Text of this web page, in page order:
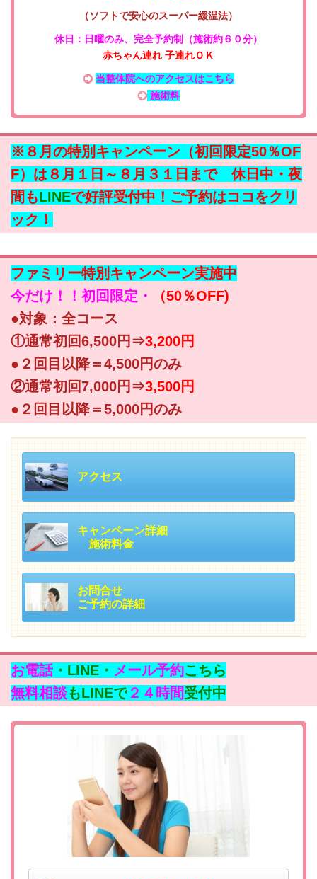
（ソフトで安心のスーパー緩温法）
休日：日曜のみ、 完全予約制（施術約６０分）
赤ちゃん連れ 子連れＯＫ
当整体院へのアクセスはこちら
施術料
※８月の特別キャンペーン（初回限定50％OF
F）は８月１日～８月３１日まで 休日中・夜
間もLINEで好評受付中！ご予約はココをクリ
ック！
ファミリー特別キャンペーン実施中
今だけ！！初回限定・
（50％OFF)
●対象：全コース
①通常初回6,500円⇒3,200円
●２回目以降＝4,500円のみ
②通常初回7,000円⇒3,500円
●２回目以降＝5,000円のみ
アクセス
キャンペーン詳細
施術料金
お問合せ
ご予約の詳細
お電話 ・LINE・ メール予約こちら
無料相談もLINEで ２４時間受付中